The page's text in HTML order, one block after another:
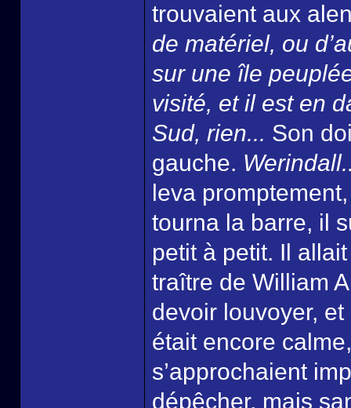
trouvaient aux
de matériel, ou
sur une île
visité, et il est en
Sud, rien... Son
gauche.
leva
tourna la barre, il
petit à petit. Il
traître de William
devoir louvoyer,
était encore
s’approchaient
dépêcher, mais